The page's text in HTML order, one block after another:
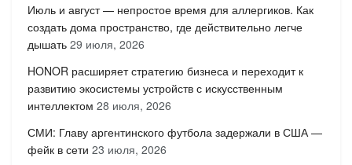
Июль и август — непростое время для аллергиков. Как
создать дома пространство, где действительно легче
дышать 29 июля, 2026
HONOR расширяет стратегию бизнеса и переходит к
развитию экосистемы устройств с искусственным
интеллектом 28 июля, 2026
СМИ: Главу аргентинского футбола задержали в США —
фейк в сети 23 июля, 2026